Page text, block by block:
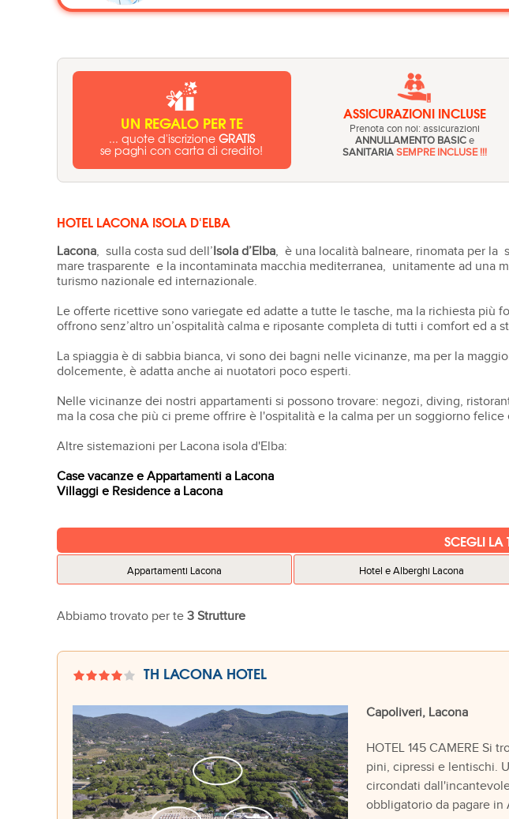
UN REGALO PER TE
... quote d'iscrizioneGRATIS
se paghi con carta di credito!
ASSICURAZIONI INCLUSE
Prenota con noi: assicurazioni
ANNULLAMENTO BASIC e
SANITARIA SEMPRE INCLUSE !!!
HOTEL LACONA ISOLA D'ELBA
Lacona, sulla costa sud dell’Isola d’Elba, è una località balneare, rinomata per la
mare trasparente e la incontaminata macchia mediterranea, unitamente ad
turismo nazionale ed internazionale.
Le offerte ricettive sono variegate ed adatte a tutte le tasche, ma la richiesta più
offrono senz’altro un’ospitalità calma e riposante completa di tutti i comfort ed
La spiaggia è di sabbia bianca, vi sono dei bagni nelle vicinanze, ma per la
dolcemente, è adatta anche ai nuotatori poco esperti.
Nelle vicinanze dei nostri appartamenti si possono trovare: negozi, diving,
ma la cosa che più ci preme offrire è l'ospitalità e la calma per un soggiorno felice
Altre sistemazioni per Lacona isola d'Elba:
Case vacanze e Appartamenti a Lacona
Villaggi e Residence a Lacona
SCEGLI LA
Appartamenti Lacona Hotel e Alberghi Lacona
Abbiamo trovato per te 3 Strutture
TH LACONA HOTEL
Capoliveri, Lacona
HOTEL 145 CAMERE Si
pini, cipressi e lentischi.
circondati
obbligatorio da pagare in